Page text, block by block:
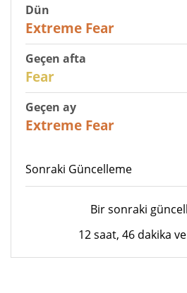
Dün
Extreme Fear
Geçen afta
Fear
Geçen ay
Extreme Fear
Sonraki Güncelleme
Bir sonraki
12 saat, 46 dakika